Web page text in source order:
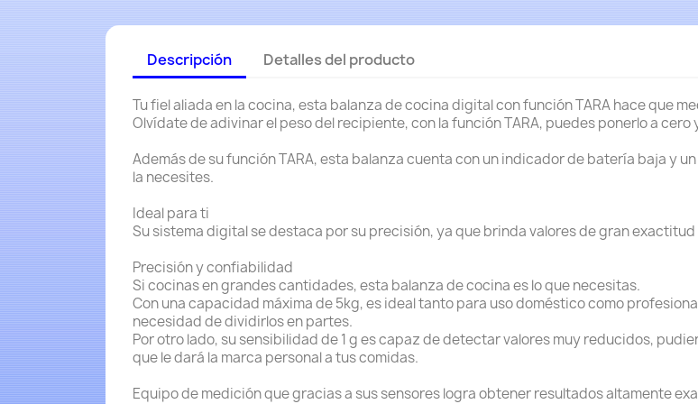
Descripción Detalles del producto
Tu fiel aliada en la cocina, esta balanza de cocina digital con función TARA hace que
Olvídate de adivinar el peso del recipiente, con la función TARA, puedes ponerlo a
Además de su función TARA, esta balanza cuenta con un indicador de batería baja y
la necesites.
Ideal para ti
Su sistema digital se destaca por su precisión, ya que brinda valores de gran
Precisión y confiabilidad
Si cocinas en grandes cantidades, esta balanza de cocina es lo que necesitas.
Con una capacidad máxima de 5kg, es ideal tanto para uso doméstico como
necesidad de dividirlos en partes.
Por otro lado, su sensibilidad de 1 g es capaz de detectar valores muy reducidos,
que le dará la marca personal a tus comidas.
Equipo de medición que gracias a sus sensores logra obtener resultados altamente